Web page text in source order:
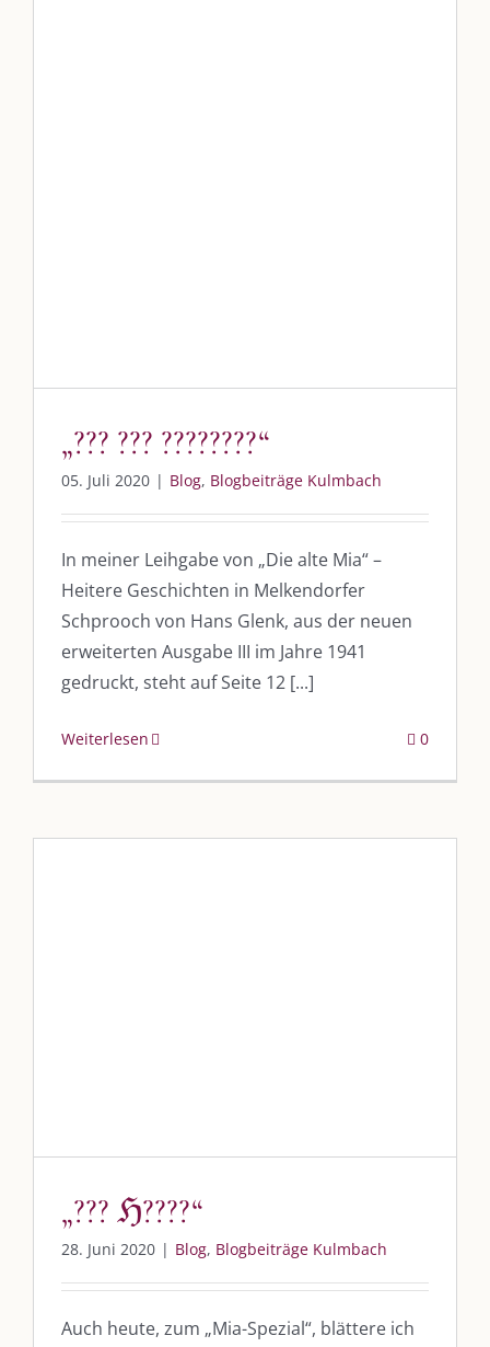
„??? ??? ????????“
05. Juli 2020 | Blog, Blogbeiträge Kulmbach
In meiner Leihgabe von „Die alte Mia“ –
Heitere Geschichten in Melkendorfer
Schprooch von Hans Glenk, aus der neuen
erweiterten Ausgabe III im Jahre 1941
gedruckt, steht auf Seite 12 [...]
Weiterlesen 0
„??? ℌ????“
28. Juni 2020 | Blog, Blogbeiträge Kulmbach
Auch heute, zum „Mia-Spezial“, blättere ich